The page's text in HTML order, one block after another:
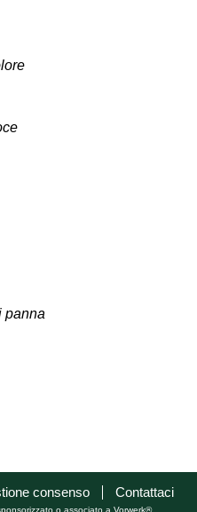
panna
consenso Contattaci